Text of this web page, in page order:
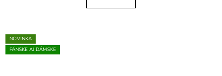
NOVINKA
PÁNSKE AJ DÁMSKE